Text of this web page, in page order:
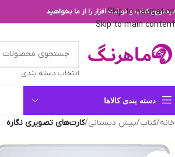
Skip to navigation
Skip to main content
کتاب و نوشت افزار را از ما بخواهید
انتخاب دسته بندی
دسته بندی کالاها
خانه/کتاب/پیش دبستانی/کارت‌های تصویری نگاره